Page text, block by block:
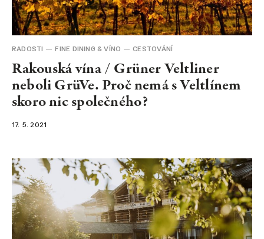
RADOSTI FINE DINING & VÍNO CESTOVÁNÍ
Rakouská vína / Grüner Veltliner
neboli GrüVe. Proč nemá s Veltlínem
skoro nic společného?
17. 5. 2021